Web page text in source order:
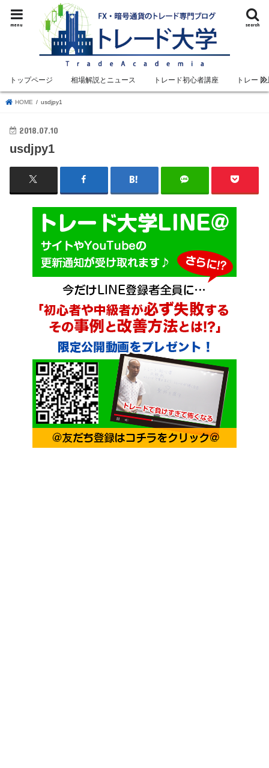
search
menu
トップページ 相場解説とニュース トレード初心者講座 トレード
HOME usdjpy1
2018.07.10
usdjpy1